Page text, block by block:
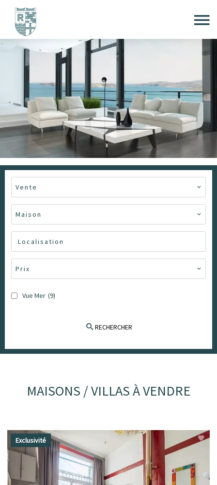
Vente
Maison
Localisation
Prix
Vue Mer (9)
RECHERCHER
MAISONS / VILLAS À VENDRE
Exclusivité